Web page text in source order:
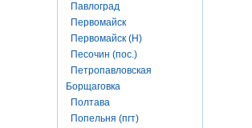
Павлоград
Первомайск
Первомайск (Н)
Песочин (пос.)
Петропавловская
Борщаговка
Полтава
Попельня (пгт)